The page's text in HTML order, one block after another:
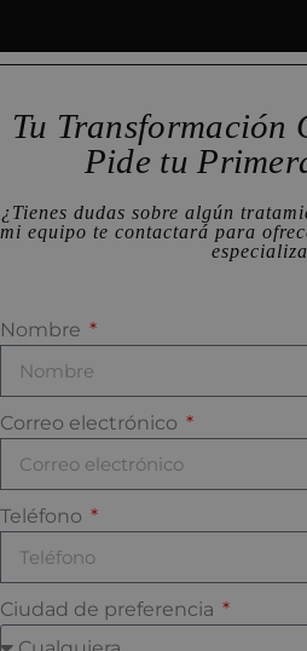
Tu Transformación
Pide tu
¿Tienes dudas sobre algún
mi equipo te contactará para
Nombre
Correo electrónico
Teléfono
Ciudad de preferencia